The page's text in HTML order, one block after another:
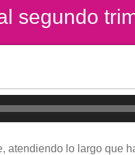
segundo
atendiendo lo largo que